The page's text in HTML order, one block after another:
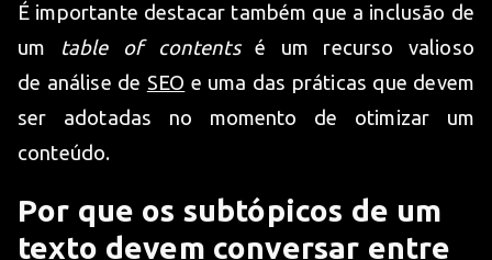
É importante destacar também que a inclusão de
um
table of contentsé um recurso valioso
de análise de SEO e uma das práticas que devem
ser adotadas no momento de otimizar um
conteúdo.
Por que os subtópicos de um
texto devem conversar entre